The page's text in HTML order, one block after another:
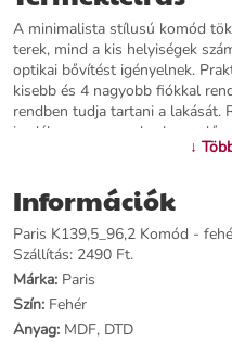
A minimalista stílusú komód
terek, mind a kis helyiségek
optikai bővítést igényelnek.
kisebb és 4 nagyobb fiókkal
rendben tudja tartani a lakását.
irodában vagy egy keskeny
megbízható gyártó kiváló
Jellemzői: - Provence stílus - 6
- Fogantyúval ellátott fiókok -
139,5 cm
További információ>>
↓
Információk
Paris K139,5_96,2 Komód -
Szállítás: 2490 Ft.
Márka: Paris
Szín: Fehér
Anyag: MDF, DTD